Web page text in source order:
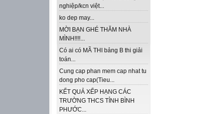
nghiệp/kcn việt...
ko dep may...
MỜI BẠN GHÉ THĂM NHÀ
MÌNH!!!!...
Có ai có MÃ THI bảng B thi giải
toán...
Cung cap phan mem cap nhat tu
dong pho cap(Tieu...
KẾT QUẢ XẾP HẠNG CÁC
TRƯỜNG THCS TỈNH BÌNH
PHƯỚC...